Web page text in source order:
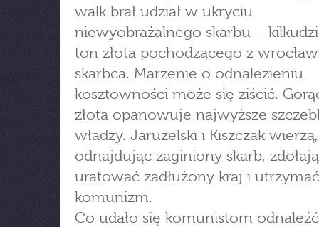
walk brał udział w ukryciu
niewyobrażalnego skarbu –
ton złota pochodzącego z
skarbca. Marzenie o odnalezieniu
kosztowności może się ziścić.
złota opanowuje najwyższe
władzy. Jaruzelski i Kiszczak
odnajdując zaginiony skarb, zdołają
uratować zadłużony kraj i utrzymać
komunizm.
Co udało się komunistom